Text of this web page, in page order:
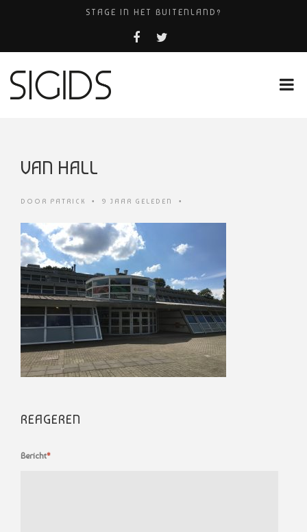
STAGE IN HET BUITENLAND?
AMHC AMERSFOORT
BELEEF DE MAGIE VAN FILM BIJ KINEPOLIS
VAN HALL
DOOR PATRICK • 9 JAAR GELEDEN •
REAGEREN
Bericht*